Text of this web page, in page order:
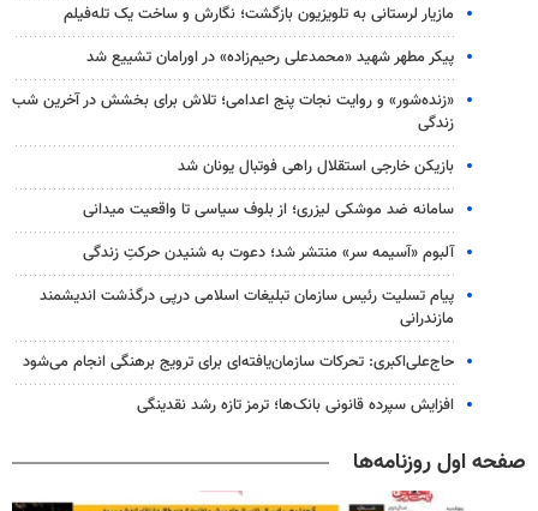
مازیار لرستانی به تلویزیون بازگشت؛ نگارش و ساخت یک تله‌فیلم
پیکر مطهر شهید «محمدعلی رحیم‌زاده» در اورامان تشییع شد
«زنده‌شور» و روایت نجات پنج اعدامی؛ تلاش برای بخشش در آخرین شب
زندگی
بازیکن خارجی استقلال راهی فوتبال یونان شد
سامانه ضد موشکی لیزری؛ از بلوف سیاسی تا واقعیت میدانی
آلبوم «آسیمه سر» منتشر شد؛ دعوت به شنیدن حرکتِ زندگی
پیام تسلیت رئیس سازمان تبلیغات اسلامی درپی درگذشت اندیشمند
مازندرانی
حاج‌علی‌اکبری: تحرکات سازمان‌یافته‌ای برای ترویج برهنگی انجام می‌شود
افزایش سپرده قانونی بانک‌ها؛ ترمز تازه رشد نقدینگی
صفحه اول روزنامه‌ها